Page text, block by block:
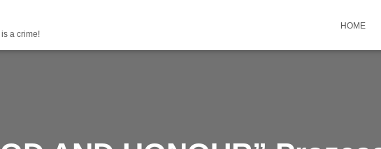
a crime!
HOME